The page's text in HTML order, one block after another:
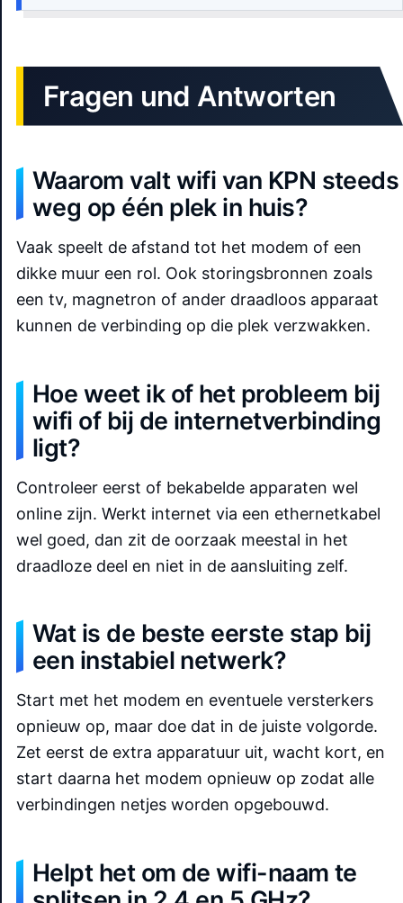
Fragen und Antworten
Waarom valt wifi van KPN steeds
weg op één plek in huis?
Vaak speelt de afstand tot het modem of een
dikke muur een rol. Ook storingsbronnen zoals
een tv, magnetron of ander draadloos apparaat
kunnen de verbinding op die plek verzwakken.
Hoe weet ik of het probleem bij
wifi of bij de internetverbinding
ligt?
Controleer eerst of bekabelde apparaten wel
online zijn. Werkt internet via een ethernetkabel
wel goed, dan zit de oorzaak meestal in het
draadloze deel en niet in de aansluiting zelf.
Wat is de beste eerste stap bij
een instabiel netwerk?
Start met het modem en eventuele versterkers
opnieuw op, maar doe dat in de juiste volgorde.
Zet eerst de extra apparatuur uit, wacht kort, en
start daarna het modem opnieuw op zodat alle
verbindingen netjes worden opgebouwd.
Helpt het om de wifi-naam te